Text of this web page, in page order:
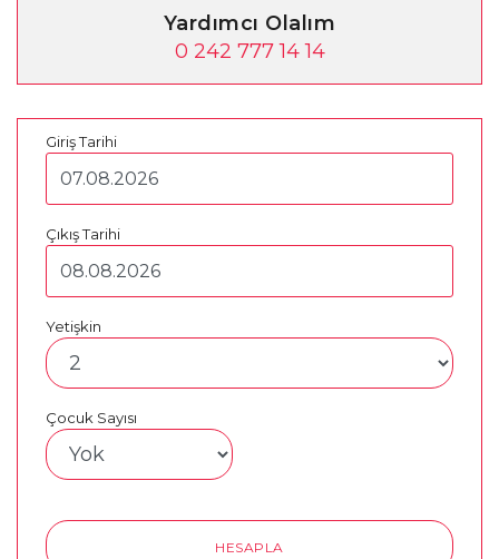
Yardımcı Olalım
0 242 777 14 14
Giriş Tarihi
Çıkış Tarihi
Yetişkin
Çocuk Sayısı
HESAPLA